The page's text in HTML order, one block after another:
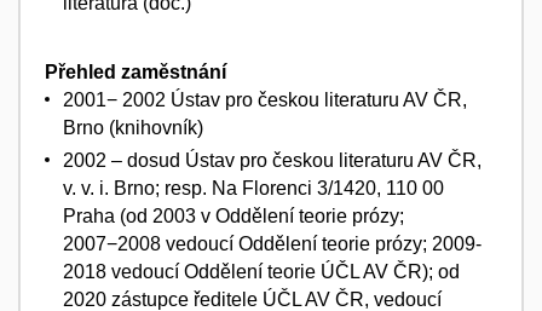
Přehled zaměstnání
2001− 2002 Ústav pro českou literaturu AV ČR,
Brno (knihovník)
2002 – dosud Ústav pro českou literaturu AV ČR,
v. v. i. Brno; resp. Na Florenci 3/1420, 110 00
Praha (od 2003 v Oddělení teorie prózy;
2007−2008 vedoucí Oddělení teorie prózy; 2009-
2018 vedoucí Oddělení teorie ÚČL AV ČR); od
2020 zástupce ředitele ÚČL AV ČR, vedoucí